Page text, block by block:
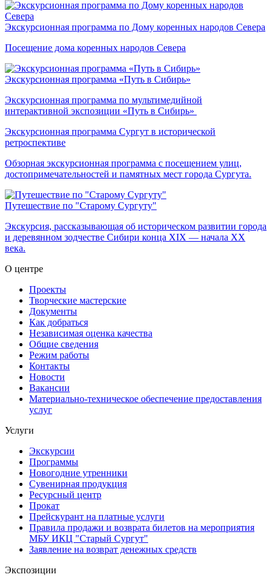
Экскурсионная программа по Дому коренных народов Севера
Посещение дома коренных народов Севера
Экскурсионная программа «Путь в Сибирь»
Экскурсионная программа по мультимедийной
интерактивной экспозиции «Путь в Сибирь»
Экскурсионная программа Сургут в исторической
ретроспективе
Обзорная экскурсионная программа с посещением улиц,
достопримечательностей и памятных мест города Сургута.
Путешествие по "Старому Сургуту"
Экскурсия, рассказывающая об историческом развитии города
и деревянном зодчестве Сибири конца XIX — начала XX
века.
О центре
Проекты
Творческие мастерские
Документы
Как добраться
Независимая оценка качества
Общие сведения
Режим работы
Контакты
Новости
Вакансии
Материально-техническое обеспечение предоставления
услуг
Услуги
Экскурсии
Программы
Новогодние утренники
Сувенирная продукция
Ресурсный центр
Прокат
Прейскурант на платные услуги
Правила продажи и возврата билетов на мероприятия
МБУ ИКЦ "Старый Сургут"
Заявление на возврат денежных средств
Экспозиции